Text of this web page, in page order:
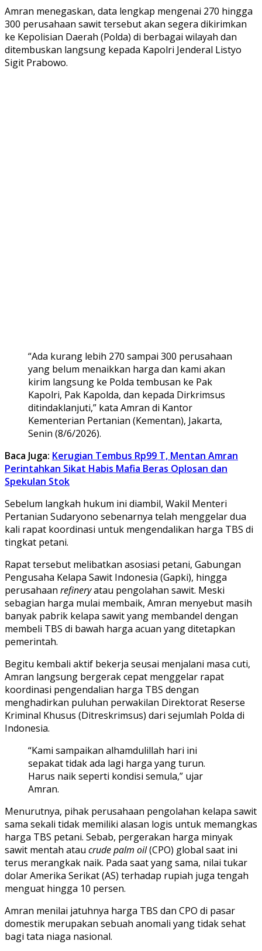
Amran menegaskan, data lengkap mengenai 270 hingga
300 perusahaan sawit tersebut akan segera dikirimkan
ke Kepolisian Daerah (Polda) di berbagai wilayah dan
ditembuskan langsung kepada Kapolri Jenderal Listyo
Sigit Prabowo.
“Ada kurang lebih 270 sampai 300 perusahaan
yang belum menaikkan harga dan kami akan
kirim langsung ke Polda tembusan ke Pak
Kapolri, Pak Kapolda, dan kepada Dirkrimsus
ditindaklanjuti,” kata Amran di Kantor
Kementerian Pertanian (Kementan), Jakarta,
Senin (8/6/2026).
Baca Juga: Kerugian Tembus Rp99 T, Mentan Amran
Perintahkan Sikat Habis Mafia Beras Oplosan dan
Spekulan Stok
Sebelum langkah hukum ini diambil, Wakil Menteri
Pertanian Sudaryono sebenarnya telah menggelar dua
kali rapat koordinasi untuk mengendalikan harga TBS di
tingkat petani.
Rapat tersebut melibatkan asosiasi petani, Gabungan
Pengusaha Kelapa Sawit Indonesia (Gapki), hingga
perusahaan refineryatau pengolahan sawit. Meski
sebagian harga mulai membaik, Amran menyebut masih
banyak pabrik kelapa sawit yang membandel dengan
membeli TBS di bawah harga acuan yang ditetapkan
pemerintah.
Begitu kembali aktif bekerja seusai menjalani masa cuti,
Amran langsung bergerak cepat menggelar rapat
koordinasi pengendalian harga TBS dengan
menghadirkan puluhan perwakilan Direktorat Reserse
Kriminal Khusus (Ditreskrimsus) dari sejumlah Polda di
Indonesia.
“Kami sampaikan alhamdulillah hari ini
sepakat tidak ada lagi harga yang turun.
Harus naik seperti kondisi semula,” ujar
Amran.
Menurutnya, pihak perusahaan pengolahan kelapa sawit
sama sekali tidak memiliki alasan logis untuk memangkas
harga TBS petani. Sebab, pergerakan harga minyak
sawit mentah atau crude palm oil(CPO) global saat ini
terus merangkak naik. Pada saat yang sama, nilai tukar
dolar Amerika Serikat (AS) terhadap rupiah juga tengah
menguat hingga 10 persen.
Amran menilai jatuhnya harga TBS dan CPO di pasar
domestik merupakan sebuah anomali yang tidak sehat
bagi tata niaga nasional.